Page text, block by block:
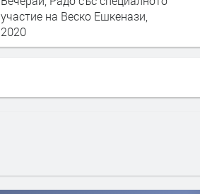
участие на Веско Ешкенази,
2020